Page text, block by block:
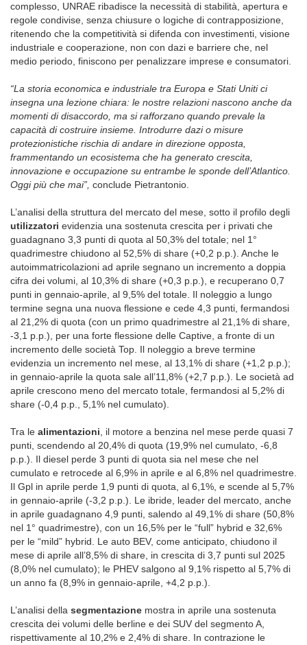
complesso, UNRAE ribadisce la necessità di stabilità, apertura e
regole condivise, senza chiusure o logiche di contrapposizione,
ritenendo che la competitività si difenda con investimenti, visione
industriale e cooperazione, non con dazi e barriere che, nel
medio periodo, finiscono per penalizzare imprese e consumatori.
“La storia economica e industriale tra Europa e Stati Uniti ci
insegna una lezione chiara: le nostre relazioni nascono anche da
momenti di disaccordo, ma si rafforzano quando prevale la
capacità di costruire insieme. Introdurre dazi o misure
protezionistiche rischia di andare in direzione opposta,
frammentando un ecosistema che ha generato crescita,
innovazione e occupazione su entrambe le sponde dell’Atlantico.
Oggi più che mai”, conclude Pietrantonio.
L’analisi della struttura del mercato del mese, sotto il profilo degli
utilizzatori evidenzia una sostenuta crescita per i privati che
guadagnano 3,3 punti di quota al 50,3% del totale; nel 1°
quadrimestre chiudono al 52,5% di share (+0,2 p.p.). Anche le
autoimmatricolazioni ad aprile segnano un incremento a doppia
cifra dei volumi, al 10,3% di share (+0,3 p.p.), e recuperano 0,7
punti in gennaio-aprile, al 9,5% del totale. Il noleggio a lungo
termine segna una nuova flessione e cede 4,3 punti, fermandosi
al 21,2% di quota (con un primo quadrimestre al 21,1% di share,
-3,1 p.p.), per una forte flessione delle Captive, a fronte di un
incremento delle società Top. Il noleggio a breve termine
evidenzia un incremento nel mese, al 13,1% di share (+1,2 p.p.);
in gennaio-aprile la quota sale all’11,8% (+2,7 p.p.). Le società ad
aprile crescono meno del mercato totale, fermandosi al 5,2% di
share (-0,4 p.p., 5,1% nel cumulato).
Tra le alimentazioni , il motore a benzina nel mese perde quasi 7
punti, scendendo al 20,4% di quota (19,9% nel cumulato, -6,8
p.p.). Il diesel perde 3 punti di quota sia nel mese che nel
cumulato e retrocede al 6,9% in aprile e al 6,8% nel quadrimestre.
Il Gpl in aprile perde 1,9 punti di quota, al 6,1%, e scende al 5,7%
in gennaio-aprile (-3,2 p.p.). Le ibride, leader del mercato, anche
in aprile guadagnano 4,9 punti, salendo al 49,1% di share (50,8%
nel 1° quadrimestre), con un 16,5% per le “full” hybrid e 32,6%
per le “mild” hybrid. Le auto BEV, come anticipato, chiudono il
mese di aprile all’8,5% di share, in crescita di 3,7 punti sul 2025
(8,0% nel cumulato); le PHEV salgono al 9,1% rispetto al 5,7% di
un anno fa (8,9% in gennaio-aprile, +4,2 p.p.).
L’analisi della segmentazione mostra in aprile una sostenuta
crescita dei volumi delle berline e dei SUV del segmento A,
rispettivamente al 10,2% e 2,4% di share. In contrazione le